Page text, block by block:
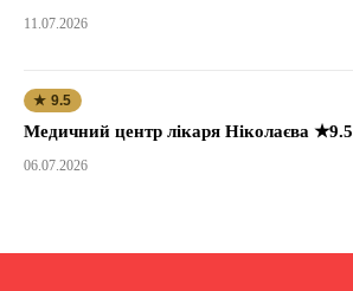
11.07.2026
★ 9.5
Медичний центр лікаря Ніколаєва ★9.5
06.07.2026